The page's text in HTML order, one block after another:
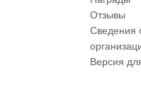
Отзывы
Сведения
Версия